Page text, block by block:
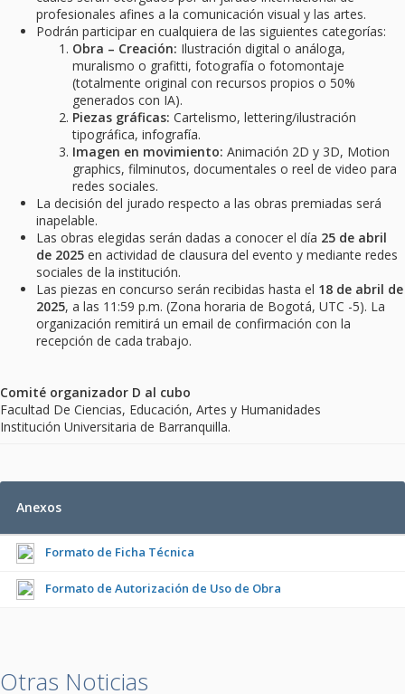
profesionales afines a la comunicación visual y las artes.
Podrán participar en cualquiera de las siguientes categorías:
Obra – Creación: Ilustración digital o análoga,
muralismo o grafitti, fotografía o fotomontaje
(totalmente original con recursos propios o 50%
generados con IA).
Piezas gráficas: Cartelismo, lettering/ilustración
tipográfica, infografía.
Imagen en movimiento: Animación 2D y 3D, Motion
graphics, filminutos, documentales o reel de video para
redes sociales.
La decisión del jurado respecto a las obras premiadas será
inapelable.
Las obras elegidas serán dadas a conocer el día 25 de abril
de 2025 en actividad de clausura del evento y mediante redes
sociales de la institución.
Las piezas en concurso serán recibidas hasta el 18 de abril de
2025, a las 11:59 p.m. (Zona horaria de Bogotá, UTC -5). La
organización remitirá un email de confirmación con la
recepción de cada trabajo.
Comité organizador D al cubo
Facultad De Ciencias, Educación, Artes y Humanidades
Institución Universitaria de Barranquilla.
Anexos
Formato de Ficha Técnica
Formato de Autorización de Uso de Obra
Otras Noticias